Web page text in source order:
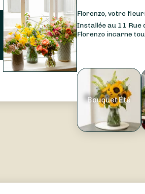
Florenzo, votre
Installée au 11 Rue
Florenzo incarne
Bouquet Été